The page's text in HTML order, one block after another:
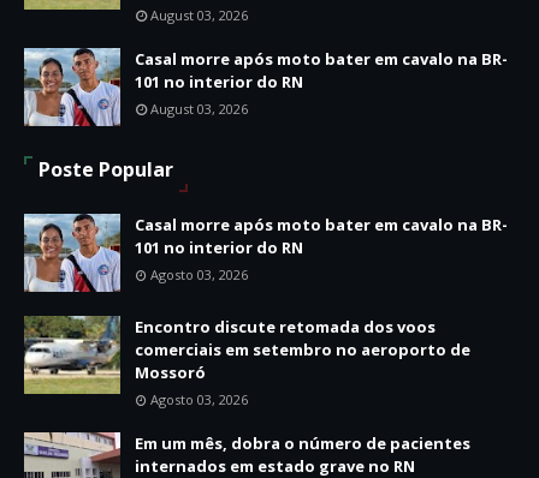
August 03, 2026
Casal morre após moto bater em cavalo na BR-
101 no interior do RN
August 03, 2026
Poste Popular
Casal morre após moto bater em cavalo na BR-
101 no interior do RN
Agosto 03, 2026
Encontro discute retomada dos voos
comerciais em setembro no aeroporto de
Mossoró
Agosto 03, 2026
Em um mês, dobra o número de pacientes
internados em estado grave no RN